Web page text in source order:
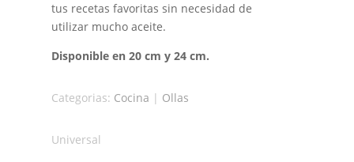
tus recetas favoritas sin necesidad de
utilizar mucho aceite.
Disponible en 20 cm y 24 cm.
Categorias: Cocina | Ollas
Universal